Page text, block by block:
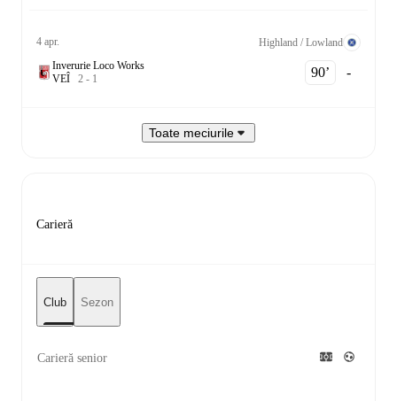
4 apr.
Highland / Lowland
Inverurie Loco Works
VEÎ 2 - 1 90‎’‎ -
Toate meciurile
Carieră
Club Sezon
Carieră senior